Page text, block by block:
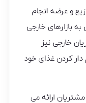
و عرضه انجام
بازارهای خارجی
خارجی نیز
دار کردن غذای خود
ارائه می